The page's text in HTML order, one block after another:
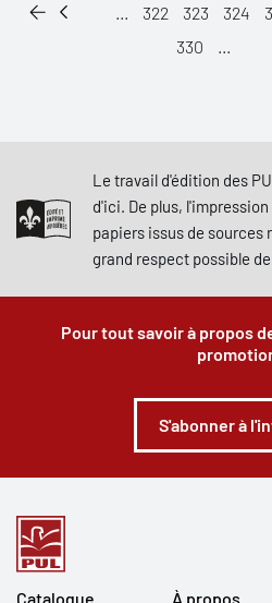
... 322 323 324
330
...
Le travail d'édition des
d'ici. De plus,
papiers issus de sources
grand respect possible
Pour tout savoir à propos
S'abonner à
Catalogue À propos